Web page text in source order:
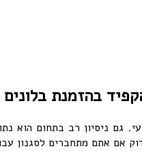
בהזמנת בלונים
גם ניסיון רב בתחום הוא
אם אתם מתחברים לסגנון